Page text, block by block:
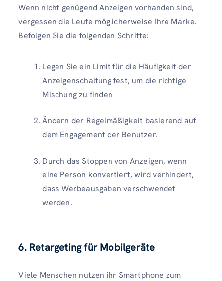
Wenn nicht genügend Anzeigen vorhanden sind,
vergessen die Leute möglicherweise Ihre Marke.
Befolgen Sie die folgenden Schritte:
Legen Sie ein Limit für die Häufigkeit der
Anzeigenschaltung fest, um die richtige
Mischung zu finden
Ändern der Regelmäßigkeit basierend auf
dem Engagement der Benutzer.
Durch das Stoppen von Anzeigen, wenn
eine Person konvertiert, wird verhindert,
dass Werbeausgaben verschwendet
werden.
6. Retargeting für Mobilgeräte
Viele Menschen nutzen ihr Smartphone zum